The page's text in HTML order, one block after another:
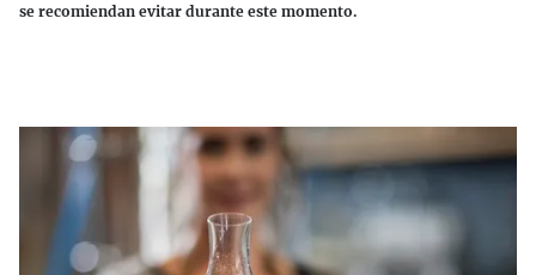
se recomiendan evitar durante este momento.